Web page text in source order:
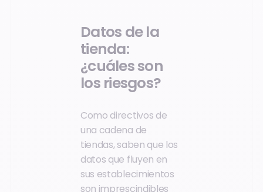
Datos de la
tienda:
¿cuáles son
los riesgos?
Como directivos de
una cadena de
tiendas, saben que los
datos que fluyen en
sus establecimientos
son imprescindibles